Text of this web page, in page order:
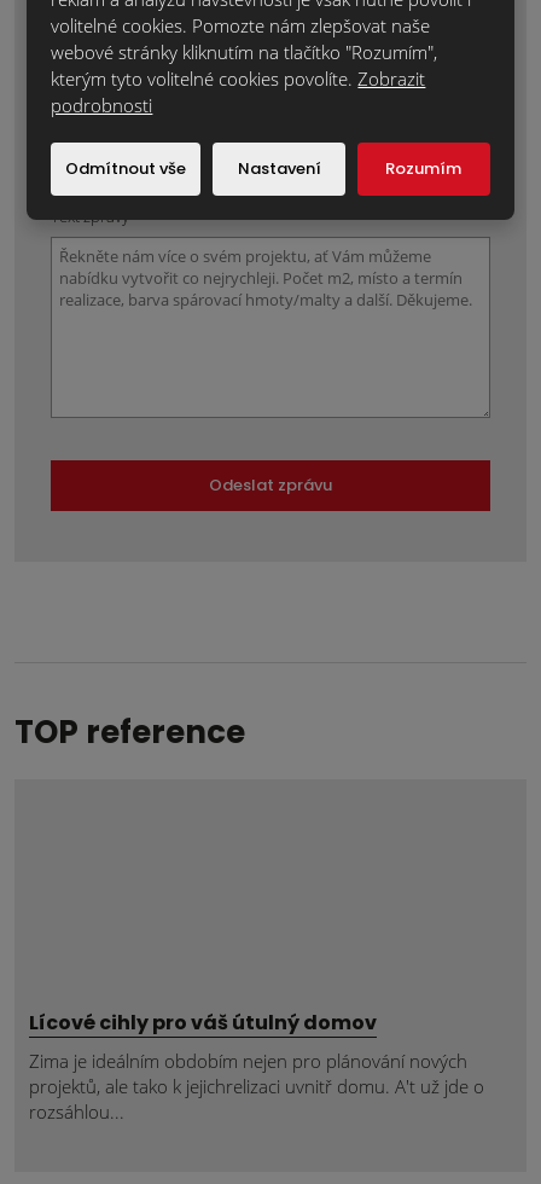
Místo realizace: *
Souhlasím se zpracovánímosobních údajů.
Text zprávy *
Odeslat zprávu
TOP reference
Lícové cihly pro váš útulný domov
Zima je ideálním obdobím nejen pro plánování nových
projektů, ale tako k jejichrelizaci uvnitř domu. A't už jde o
rozsáhlou...
volitelné cookies. Pomozte nám zlepšovat naše
webové stránky kliknutím na tlačítko "Rozumím",
kterým tyto volitelné cookies povolíte. Zobrazit
podrobnosti
Odmítnout vše Nastavení Rozumím